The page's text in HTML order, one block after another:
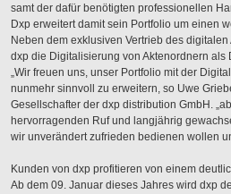
samt der dafür benötigten professionellen
Dxp erweitert damit sein Portfolio um einen
Neben dem exklusiven Vertrieb des
dxp die Digitalisierung von Aktenordnern als
„Wir freuen uns, unser Portfolio mit der
nunmehr sinnvoll zu erweitern, so Uwe
Gesellschafter der dxp distribution GmbH.
hervorragenden Ruf und langjährig
wir unverändert zufrieden bedienen wollen
Kunden von dxp profitieren von einem
Ab dem 09. Januar dieses Jahres wird dxp